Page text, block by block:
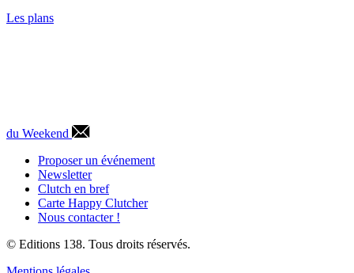
Les plans
du Weekend
Proposer un événement
Newsletter
Clutch en bref
Carte Happy Clutcher
Nous contacter !
© Editions 138. Tous droits réservés.